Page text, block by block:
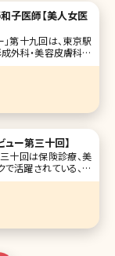
子医師【美人女医
第十九回は、東京駅
外科・美容皮膚科の
で乳房の再建などに
は苦手とおっしゃっ
伝えようという姿勢
ー第三十回】
十回は保険診療、美
で活躍されている、平
絵に描いたような平
容治療や愛用してい